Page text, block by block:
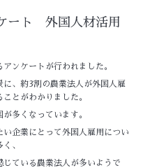
ート 外国人材活用
ンケートが行われました。
、約3割の農業法人が外国人雇
とがわかりました。
多くなっています。
企業にとって外国人雇用につい
、
ている農業法人が多いようで